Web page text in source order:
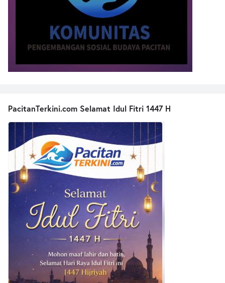
PacitanTerkini.com Selamat Idul Fitri 1447 H